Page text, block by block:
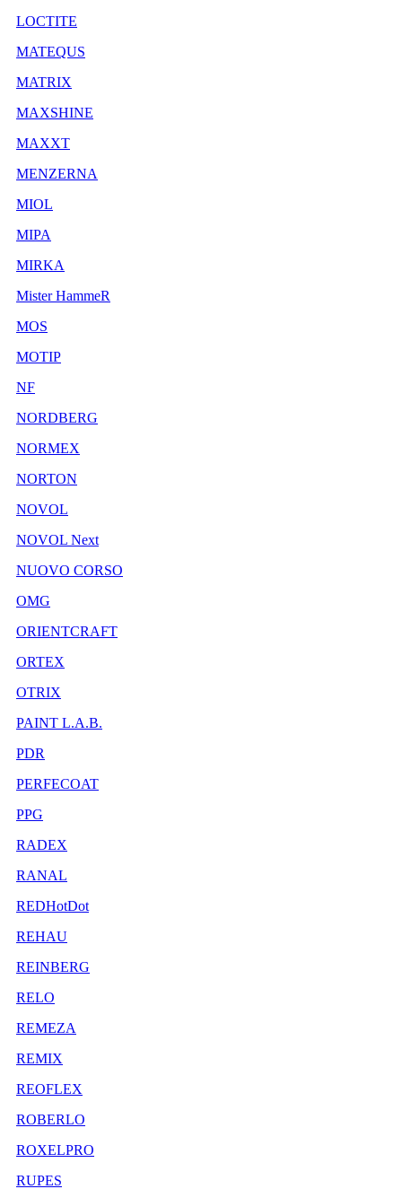
LOCTITE
MATEQUS
MATRIX
MAXSHINE
MAXXT
MENZERNA
MIOL
MIPA
MIRKA
Mister HammeR
MOS
MOTIP
NF
NORDBERG
NORMEX
NORTON
NOVOL
NOVOL Next
NUOVO CORSO
OMG
ORIENTCRAFT
ORTEX
OTRIX
PAINT L.A.B.
PDR
PERFECOAT
PPG
RADEX
RANAL
REDHotDot
REHAU
REINBERG
RELO
REMEZA
REMIX
REOFLEX
ROBERLO
ROXELPRO
RUPES